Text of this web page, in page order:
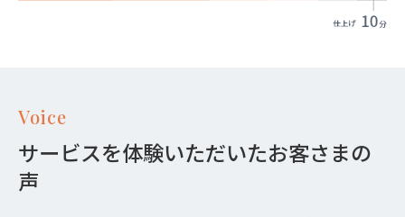
Voice
サービスを体験いただいたお客さまの
声